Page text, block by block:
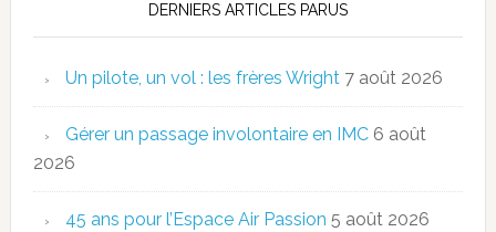
DERNIERS ARTICLES PARUS
Un pilote, un vol : les frères Wright 7 août 2026
Gérer un passage involontaire en IMC 6 août
2026
45 ans pour l’Espace Air Passion 5 août 2026